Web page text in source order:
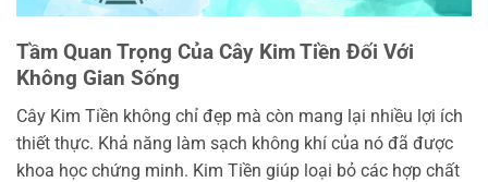
Tầm Quan Trọng Của Cây Kim Tiền Đối Với
Không Gian Sống
Cây Kim Tiền không chỉ đẹp mà còn mang lại nhiều lợi ích
thiết thực. Khả năng làm sạch không khí của nó đã được
khoa học chứng minh. Kim Tiền giúp loại bỏ các hợp chất